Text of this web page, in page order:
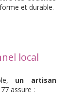
et durable.
local
un artisan
assure :